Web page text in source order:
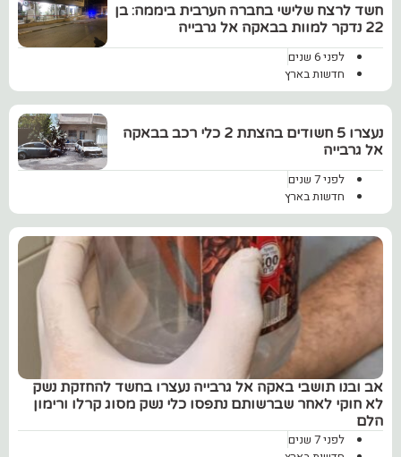
‏חשד לרצח שלישי בחברה הערבית ביממה: בן
22 נדקר למוות בבאקה אל גרבייה
לפני 6 שנים
חדשות בארץ
נעצרו 5 חשודים בהצתת 2 כלי רכב בבאקה
אל גרבייה
לפני 7 שנים
חדשות בארץ
אב ובנו תושבי באקה אל גרבייה נעצרו בחשד להחזקת נשק
לא חוקי לאחר שברשותם נתפסו כלי נשק מסוג קרלו ורימון
הלם
לפני 7 שנים